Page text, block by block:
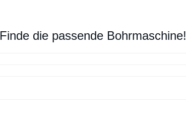
Finde die passende Bohrmaschine!